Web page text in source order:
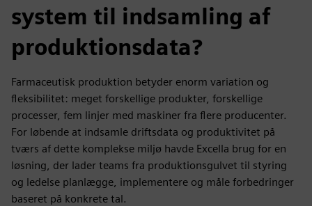
system til indsamling af
produktionsdata?
Farmaceutisk produktion betyder enorm variation og
fleksibilitet: meget forskellige produkter, forskellige
processer, fem linjer med maskiner fra flere producenter.
For løbende at indsamle driftsdata og produktivitet på
tværs af dette komplekse miljø havde Excella brug for en
løsning, der lader teams fra produktionsgulvet til styring
og ledelse planlægge, implementere og måle forbedringer
baseret på konkrete tal.